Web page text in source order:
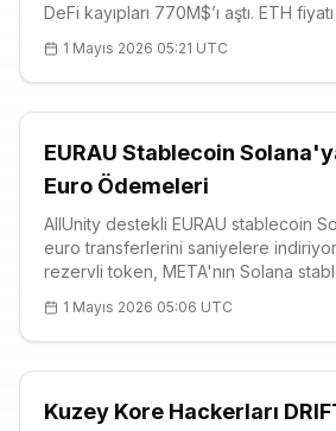
DeFi kayıpları 770M$’ı aştı. ETH
etsin. DRIFT delist edildi.
1 Mayıs 2026 05:21 UTC
EURAU Stablecoin Solana'ya
Euro Ödemeleri
AllUnity destekli EURAU stablecoin
euro transferlerini saniyelere
rezervli token, META'nın Solana
Euro stablecoin pazarı 1 milyar dolara
1 Mayıs 2026 05:06 UTC
Kuzey Kore Hackerları